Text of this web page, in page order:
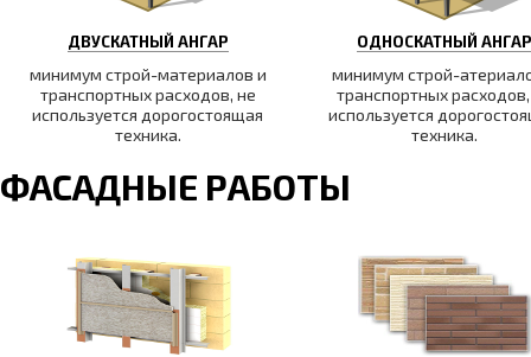
ДВУСКАТНЫЙ АНГАР
минимум строй-материалов и
транспортных расходов, не
используется дорогостоящая
техника.
ОДНОСКАТНЫЙ АНГАР
минимум строй-
транспортных
используется
техника.
ФАСАДНЫЕ РАБОТЫ